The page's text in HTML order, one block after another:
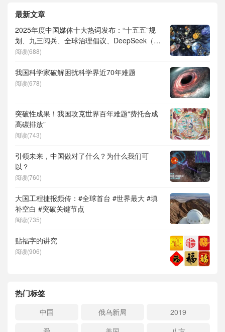
最新文章
2025年度中国媒体十大热词发布：“十五五”规
划、九三阅兵、全球治理倡议、DeepSeek（深
度求索）、人形机器人、苏超、票根经济、育
阅读(688)
我国科学家破解困扰科学界近70年难题
阅读(678)
突破性成果！我国攻克世界百年难题“费托合成
高碳排放”
阅读(743)
引领未来，中国做对了什么？为什么我们可
以？
阅读(760)
大国工程捷报频传：#全球首台 #世界最大 #填
补空白 #突破关键节点
阅读(735)
贴福字的讲究
阅读(906)
热门标签
中国 俄乌新局
2019